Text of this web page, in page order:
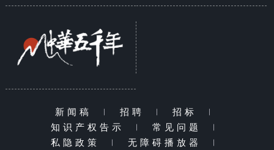
新闻稿 | 招聘 | 招标
|
知识产权告示
| 常见问题
|
私隐政策
| 无障碍播放器 |